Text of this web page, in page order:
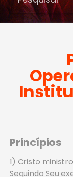
Princípios
1) Cristo
Seguindo Seu